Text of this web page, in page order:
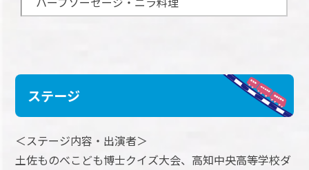
ステージ
＜ステージ内容・出演者＞
土佐ものべこども博士クイズ大会、高知中央高等学校ダ